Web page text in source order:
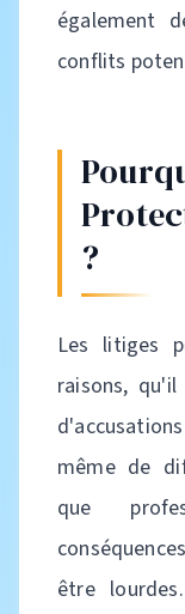
également
conflits
?
Les litiges
raisons,
même de
que
être